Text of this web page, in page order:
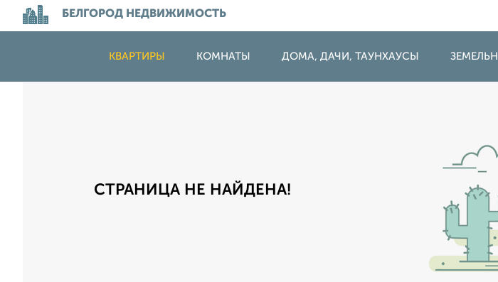
БЕЛГОРОД НЕДВИЖИМОСТЬ
КВАРТИРЫ КОМНАТЫ ДОМА, ДАЧИ, ТАУНХАУСЫ
СТРАНИЦА НЕ НАЙДЕНА!